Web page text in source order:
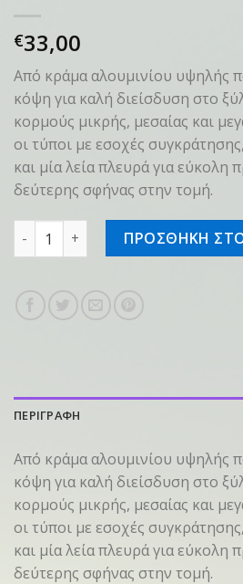
€33,00
Από κράμα αλουμινίου υψηλής
κόψη για καλή διείσδυση στο
κορμούς μικρής, μεσαίας και
οι τύποι με εσοχές
και μία λεία πλευρά για εύκολη
δεύτερης σφήνας στην τομή.
Σφήνα σχισίματος αλουμινίου
ΠΡΟΣΘΗΚΗ
ΠΕΡΙΓΡΑΦΗ
Από κράμα αλουμινίου υψηλής
κόψη για καλή διείσδυση στο
κορμούς μικρής, μεσαίας και
οι τύποι με εσοχές
και μία λεία πλευρά για εύκολη
δεύτερης σφήνας στην τομή.